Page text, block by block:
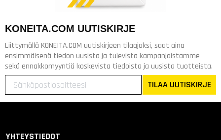
KONEITA.COM UUTISKIRJE
Liittymällä KONEITA.COM uutiskirjeen tilaajaksi, saat aina
ensimmäisenä tiedon uusista ja tulevista kampanjoistamme
sekä ennakkomyyntiä koskevista tiedoista ja uusista tuotteista.
TILAA UUTISKIRJE
YHTEYSTIEDOT